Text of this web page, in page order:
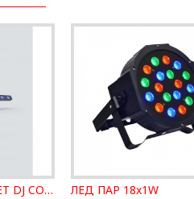
Лед лента CHAUVET DJ COLORband H9 ILS ЛЕД ПАР 18x1W